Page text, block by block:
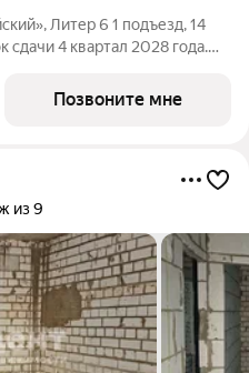
6 1 подъезд, 14
чтобы узнать все
в
Позвоните мне
из 9